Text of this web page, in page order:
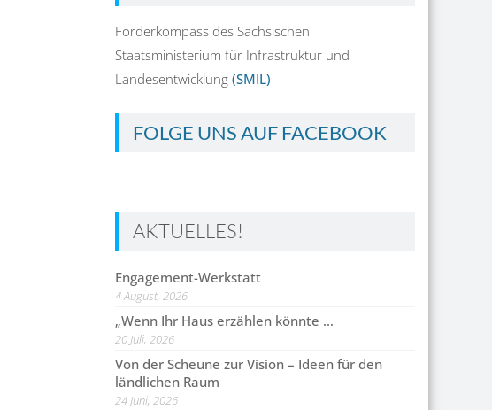
Förderkompass des Sächsischen
Staatsministerium für Infrastruktur und
Landesentwicklung (SMIL)
FOLGE UNS AUF FACEBOOK
AKTUELLES!
Engagement-Werkstatt
4 August, 2026
„Wenn Ihr Haus erzählen könnte …
20 Juli, 2026
Von der Scheune zur Vision – Ideen für den
ländlichen Raum
24 Juni, 2026